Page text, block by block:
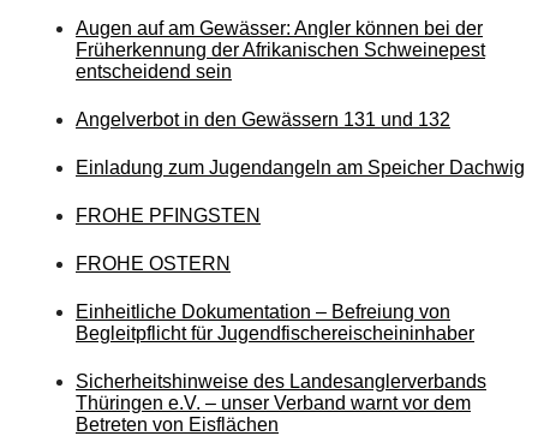
Augen auf am Gewässer: Angler können bei der
Früherkennung der Afrikanischen Schweinepest
entscheidend sein
Angelverbot in den Gewässern 131 und 132
Einladung zum Jugendangeln am Speicher Dachwig
FROHE PFINGSTEN
FROHE OSTERN
Einheitliche Dokumentation – Befreiung von
Begleitpflicht für Jugendfischereischeininhaber
Sicherheitshinweise des Landesanglerverbands
Thüringen e.V. – unser Verband warnt vor dem
Betreten von Eisflächen